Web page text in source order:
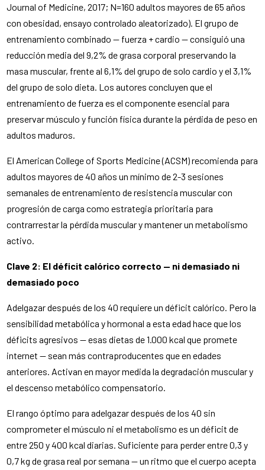
Journal of Medicine, 2017; N=160 adultos mayores de 65 años
con obesidad, ensayo controlado aleatorizado). El grupo de
entrenamiento combinado — fuerza + cardio — consiguió una
reducción media del 9,2% de grasa corporal preservando la
masa muscular, frente al 6,1% del grupo de solo cardio y el 3,1%
del grupo de solo dieta. Los autores concluyen que el
entrenamiento de fuerza es el componente esencial para
preservar músculo y función física durante la pérdida de peso en
adultos maduros.
El American College of Sports Medicine (ACSM) recomienda para
adultos mayores de 40 años un mínimo de 2-3 sesiones
semanales de entrenamiento de resistencia muscular con
progresión de carga como estrategia prioritaria para
contrarrestar la pérdida muscular y mantener un metabolismo
activo.
Clave 2: El déficit calórico correcto — ni demasiado ni
demasiado poco
Adelgazar después de los 40 requiere un déficit calórico. Pero la
sensibilidad metabólica y hormonal a esta edad hace que los
déficits agresivos — esas dietas de 1.000 kcal que promete
internet — sean más contraproducentes que en edades
anteriores. Activan en mayor medida la degradación muscular y
el descenso metabólico compensatorio.
El rango óptimo para adelgazar después de los 40 sin
comprometer el músculo ni el metabolismo es un déficit de
entre 250 y 400 kcal diarias. Suficiente para perder entre 0,3 y
0,7 kg de grasa real por semana — un ritmo que el cuerpo acepta